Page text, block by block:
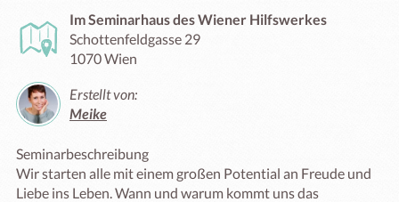
Im Seminarhaus des Wiener Hilfswerkes
Schottenfeldgasse 29
1070 Wien
Erstellt von:
Meike
Seminarbeschreibung
Wir starten alle mit einem großen Potential an Freude und
Liebe ins Leben. Wann und warum kommt uns das